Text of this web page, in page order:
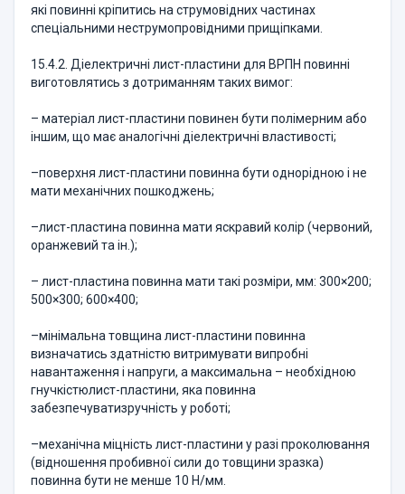
які повинні кріпитись на струмовідних частинах
спеціальними неструмопровідними прищіпками.
15.4.2. Діелектричні лист-пластини для ВРПН повинні
виготовлятись з дотриманням таких вимог:
– матеріал лист-пластини повинен бути полімерним або
іншим, що має аналогічні діелектричні властивості;
–поверхня лист-пластини повинна бути однорідною і не
мати механічних пошкоджень;
–лист-пластина повинна мати яскравий колір (червоний,
оранжевий та ін.);
– лист-пластина повинна мати такі розміри, мм: 300×200;
500×300; 600×400;
–мінімальна товщина лист-пластини повинна
визначатись здатністю витримувати випробні
навантаження і напруги, а максимальна – необхідною
гнучкістюлист-пластини, яка повинна
забезпечуватизручність у роботі;
–механічна міцність лист-пластини у разі проколювання
(відношення пробивної сили до товщини зразка)
повинна бути не менше 10 Н/мм.